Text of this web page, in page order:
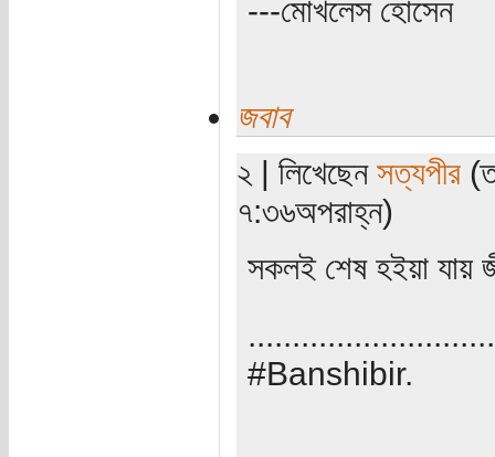
---মোখলেস হোসেন
জবাব
২ | লিখেছেন সত্যপীর
৭:৩৬অপরাহ্ন)
সকলই শেষ হইয়া যায়
#Banshibir.